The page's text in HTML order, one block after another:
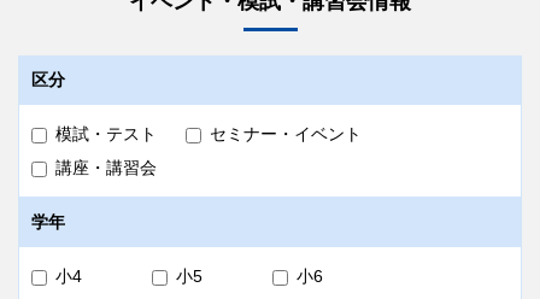
数学（50分・100点）
国語（50分・100点）
理科（40分・60点）
タイムテーブル
タイムテーブルは校舎によって異なります。詳細は
受験希望校舎
へお問い合わせください。
区分
模試・テスト
セミナー・イベント
講座・講習会
学年
小4 小5
小6